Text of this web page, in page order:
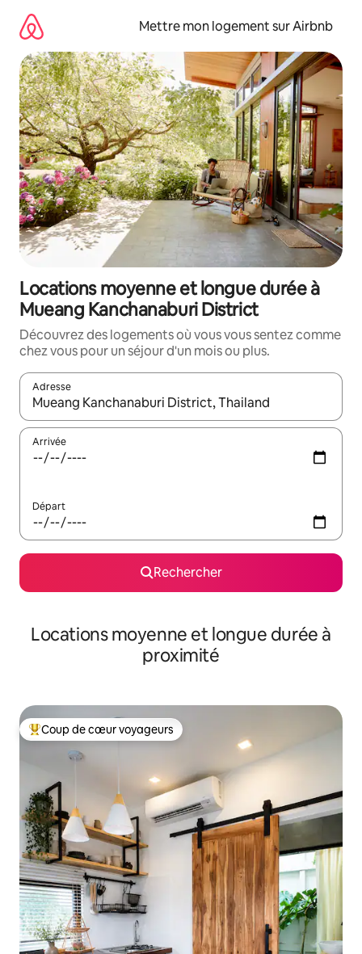
directement
contenu
Mettre mon logement sur Airbnb
Locations moyenne et longue durée à
Mueang Kanchanaburi District
Découvrez des logements où vous vous sentez comme
chez vous pour un séjour d'un mois ou plus.
Adresse
Lorsque les résultats s'affichent, utilisez les flèches vers le
Arrivée
Départ
Rechercher
Locations moyenne et longue durée à
proximité
Coups de cœur voyageurs les plus appréciés
Coup de cœur voyageurs